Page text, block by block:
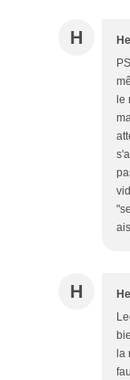
H
le
H
la